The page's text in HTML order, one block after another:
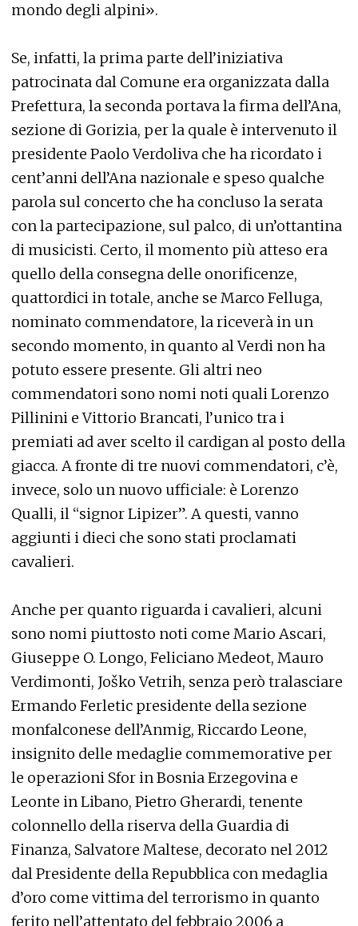
mondo degli alpini».
Se, infatti, la prima parte dell’iniziativa
patrocinata dal Comune era organizzata dalla
Prefettura, la seconda portava la firma dell’Ana,
sezione di Gorizia, per la quale è intervenuto il
presidente Paolo Verdoliva che ha ricordato i
cent’anni dell’Ana nazionale e speso qualche
parola sul concerto che ha concluso la serata
con la partecipazione, sul palco, di un’ottantina
di musicisti. Certo, il momento più atteso era
quello della consegna delle onorificenze,
quattordici in totale, anche se Marco Felluga,
nominato commendatore, la riceverà in un
secondo momento, in quanto al Verdi non ha
potuto essere presente. Gli altri neo
commendatori sono nomi noti quali Lorenzo
Pillinini e Vittorio Brancati, l’unico tra i
premiati ad aver scelto il cardigan al posto della
giacca. A fronte di tre nuovi commendatori, c’è,
invece, solo un nuovo ufficiale: è Lorenzo
Qualli, il “signor Lipizer”. A questi, vanno
aggiunti i dieci che sono stati proclamati
cavalieri.
Anche per quanto riguarda i cavalieri, alcuni
sono nomi piuttosto noti come Mario Ascari,
Giuseppe O. Longo, Feliciano Medeot, Mauro
Verdimonti, Joško Vetrih, senza però tralasciare
Ermando Ferletic presidente della sezione
monfalconese dell’Anmig, Riccardo Leone,
insignito delle medaglie commemorative per
le operazioni Sfor in Bosnia Erzegovina e
Leonte in Libano, Pietro Gherardi, tenente
colonnello della riserva della Guardia di
Finanza, Salvatore Maltese, decorato nel 2012
dal Presidente della Repubblica con medaglia
d’oro come vittima del terrorismo in quanto
ferito nell’attentato del febbraio 2006 a